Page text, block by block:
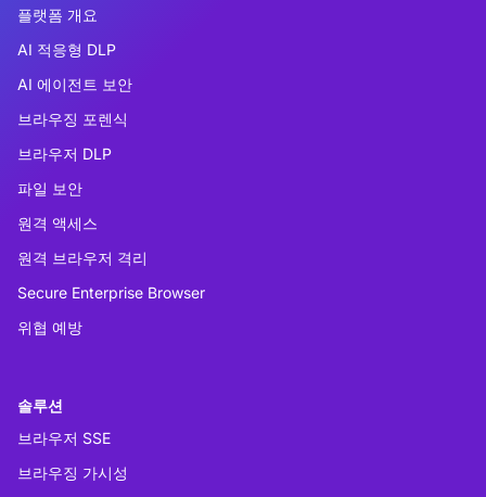
플랫폼 개요
AI 적응형 DLP
AI 에이전트 보안
브라우징 포렌식
브라우저 DLP
파일 보안
원격 액세스
원격 브라우저 격리
Secure Enterprise Browser
위협 예방
솔루션
브라우저 SSE
브라우징 가시성